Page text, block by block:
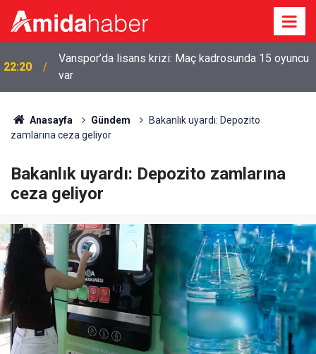
22:20
Vanspor’da lisans krizi: Maç kadrosunda 15 oyuncu
var
Anasayfa Gündem
Bakanlık uyardı: Depozito
zamlarına ceza geliyor
Bakanlık uyardı: Depozito zamlarına
ceza geliyor